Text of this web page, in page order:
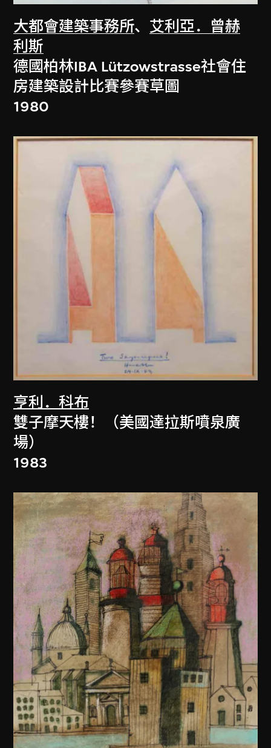
大都會建築事務所、 艾利亞．曾赫
利斯
德國柏林IBA Lützowstrasse社會住
房建築設計比賽參賽草圖
1980
亨利．科布
雙子摩天樓！（美國達拉斯噴泉廣
場）
1983